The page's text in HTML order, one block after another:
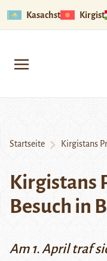
Kasachstan
Startseite Kirgistans
Kirgistans
Besuch in
Am 1. April traf